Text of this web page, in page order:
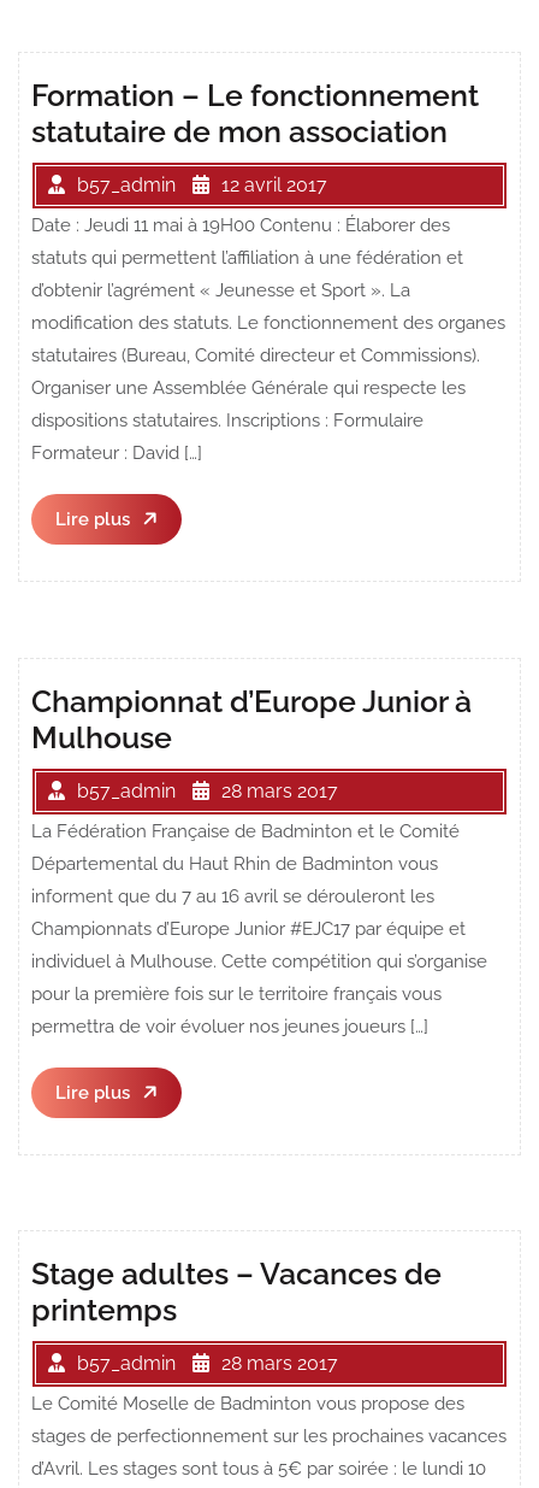
Formation – Le fonctionnement
statutaire de mon association
b57_admin 12 avril 2017
Date : Jeudi 11 mai à 19H00 Contenu : Élaborer des
statuts qui permettent l’affiliation à une fédération et
d’obtenir l’agrément « Jeunesse et Sport ». La
modification des statuts. Le fonctionnement des organes
statutaires (Bureau, Comité directeur et Commissions).
Organiser une Assemblée Générale qui respecte les
dispositions statutaires. Inscriptions : Formulaire
Formateur : David […]
Lire plus
Lire
plus
Championnat d’Europe Junior à
Mulhouse
b57_admin 28 mars 2017
La Fédération Française de Badminton et le Comité
Départemental du Haut Rhin de Badminton vous
informent que du 7 au 16 avril se dérouleront les
Championnats d’Europe Junior #EJC17 par équipe et
individuel à Mulhouse. Cette compétition qui s’organise
pour la première fois sur le territoire français vous
permettra de voir évoluer nos jeunes joueurs […]
Lire plus
Lire
plus
Stage adultes – Vacances de
printemps
b57_admin 28 mars 2017
Le Comité Moselle de Badminton vous propose des
stages de perfectionnement sur les prochaines vacances
d’Avril. Les stages sont tous à 5€ par soirée : le lundi 10